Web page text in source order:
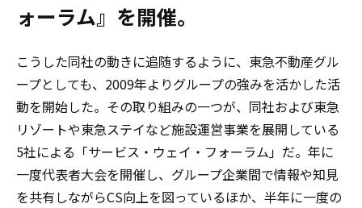
ォーラム』を開催。
こうした同社の動きに追随するように、東急不動産グル
ープとしても、2009年よりグループの強みを活かした活
動を開始した。その取り組みの一つが、同社および東急
リゾートや東急ステイなど施設運営事業を展開している
5社による「サービス・ウェイ・フォーラム」だ。年に
一度代表者大会を開催し、グループ企業間で情報や知見
を共有しながらCS向上を図っているほか、半年に一度の